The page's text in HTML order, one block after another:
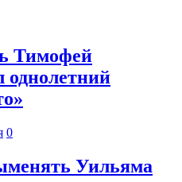
Тимофей
однолетний
0
Уильяма